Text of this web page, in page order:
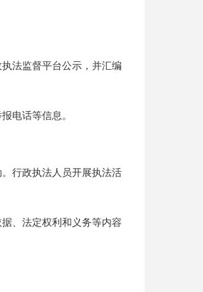
法监督平台公示，并汇编
电话等信息。
行政执法人员开展执法活
、法定权利和义务等内容